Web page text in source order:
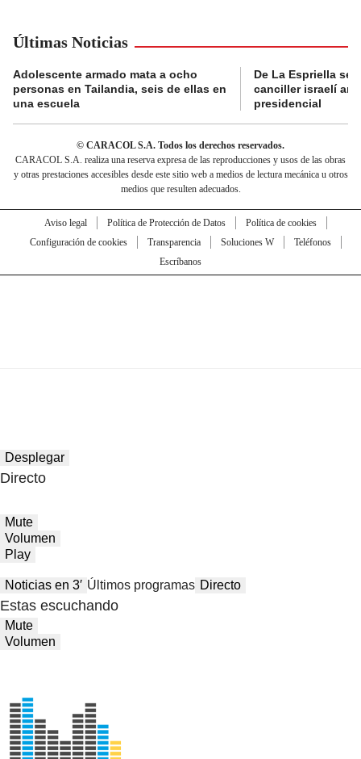
Últimas Noticias
Adolescente armado mata a ocho
personas en Tailandia, seis de ellas en
una escuela
De La Espriella se
canciller israelí
presidencial
© CARACOL S.A. Todos los derechos reservados.
CARACOL S.A. realiza una reserva expresa de las reproducciones y usos de las obras
y otras prestaciones accesibles desde este sitio web a medios de lectura mecánica u otros
medios que resulten adecuados.
Aviso legal Política de Protección de Datos
Política de cookies
Configuración de cookies
Transparencia Soluciones W
Teléfonos
Escríbanos
Desplegar
Directo
Mute
Volumen
Play
Noticias en 3′ Últimos programas Directo
Estas escuchando
Mute
Volumen